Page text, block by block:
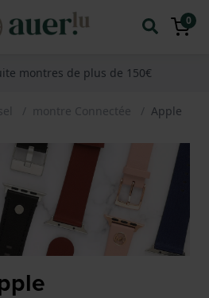
0
montres de plus de 150€
montre Connectée Apple